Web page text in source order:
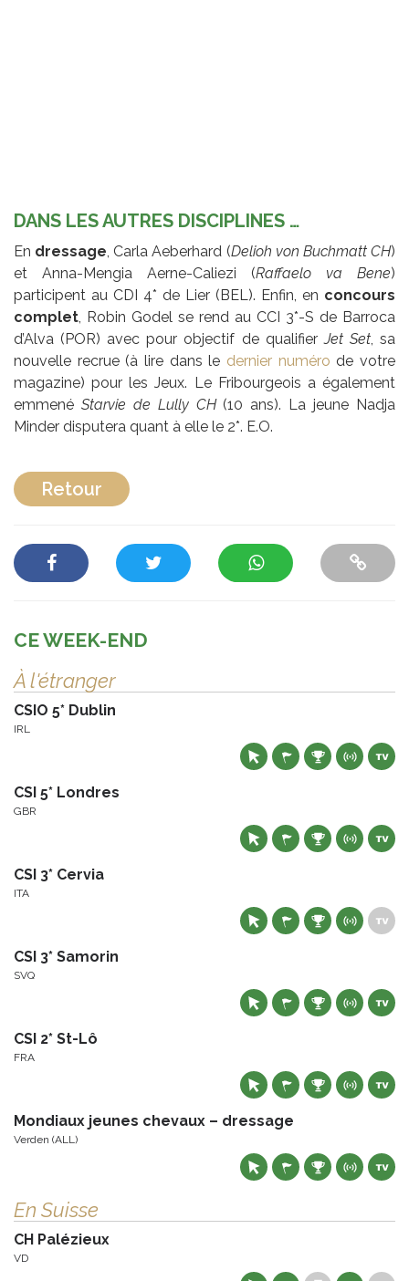
DANS LES AUTRES DISCIPLINES …
En dressage, Carla Aeberhard (Delioh von Buchmatt CH)
et Anna-Mengia Aerne-Caliezi (Raffaelo va Bene)
participent au CDI 4* de Lier (BEL). Enfin, en concours
complet, Robin Godel se rend au CCI 3*-S de Barroca
d’Alva (POR) avec pour objectif de qualifierJet Set, sa
nouvelle recrue (à lire dans le dernier numéro de votre
magazine) pour les Jeux. Le Fribourgeois a également
emmené Starvie de Lully CH(10 ans). La jeune Nadja
Minder disputera quant à elle le 2*. E.O.
Retour
CE WEEK-END
À l'étranger
CSIO 5* Dublin
IRL
CSI 5* Londres
GBR
CSI 3* Cervia
ITA
CSI 3* Samorin
SVQ
CSI 2* St-Lô
FRA
Mondiaux jeunes chevaux – dressage
Verden (ALL)
En Suisse
CH Palézieux
VD